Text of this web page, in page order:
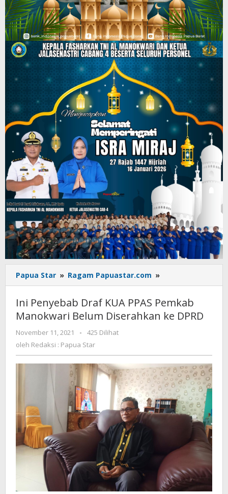
Papua Star » Ragam Papuastar.com »
Penyebab
KUA
PPAS
ke
DPRD
Ini Penyebab Draf KUA PPAS Pemkab
Manokwari Belum Diserahkan ke DPRD
November 11, 2021
oleh
Redaksi
Star
-
425 Dilihat
oleh Redaksi : Papua Star